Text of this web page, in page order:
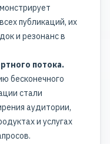
публикаций, их
и резонанс в
потока.
бесконечного
стали
аудитории,
и услугах